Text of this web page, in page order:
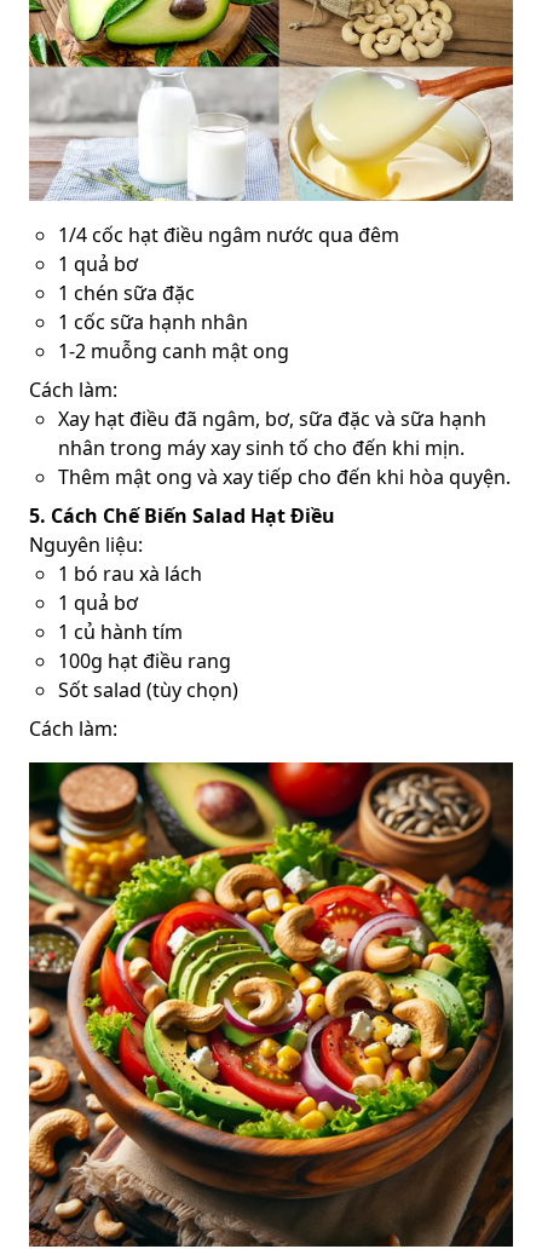
1/4 cốc hạt điều ngâm nước qua đêm
1 quả bơ
1 chén sữa đặc
1 cốc sữa hạnh nhân
1-2 muỗng canh mật ong
Cách làm:
Xay hạt điều đã ngâm, bơ, sữa đặc và sữa hạnh
nhân trong máy xay sinh tố cho đến khi mịn.
Thêm mật ong và xay tiếp cho đến khi hòa quyện.
5. Cách Chế Biến Salad Hạt Điều
Nguyên liệu:
1 bó rau xà lách
1 quả bơ
1 củ hành tím
100g hạt điều rang
Sốt salad (tùy chọn)
Cách làm: